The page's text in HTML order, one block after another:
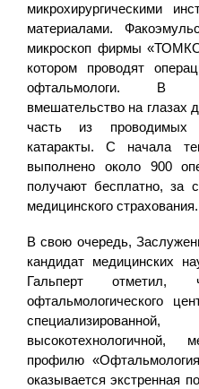
микрохирургическими
материалами.
микроскоп фирмы
котором проводят
офтальмологи. В
вмешательство на глазах
часть из проводимых
катаракты. С начала
выполнено около 900
получают бесплатно, за
медицинского страхования.
В свою очередь,
кандидат медицинских
Гальперт отметил,
офтальмологического
профилю
оказывается экстренная